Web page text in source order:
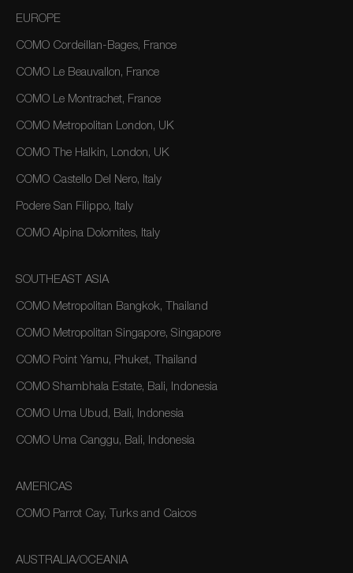
EUROPE
COMO Cordeillan-Bages, France
COMO Le Beauvallon, France
COMO Le Montrachet, France
COMO Metropolitan London, UK
COMO The Halkin, London, UK
COMO Castello Del Nero, Italy
Podere San Filippo, Italy
COMO Alpina Dolomites, Italy
SOUTHEAST ASIA
COMO Metropolitan Bangkok, Thailand
COMO Metropolitan Singapore, Singapore
COMO Point Yamu, Phuket, Thailand
COMO Shambhala Estate, Bali, Indonesia
COMO Uma Ubud, Bali, Indonesia
COMO Uma Canggu, Bali, Indonesia
AMERICAS
COMO Parrot Cay, Turks and Caicos
AUSTRALIA/OCEANIA